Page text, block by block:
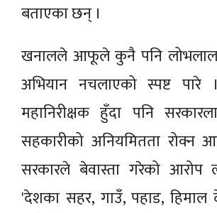
बताएका छन् ।
खनालले आफूले कुनै पनि
अभियान नचलाएको स्पष्ट पारे
महानिरीक्षक हुँदा पनि
सहकारीको अनियमितता रोक्न
सरकारले बेवास्ता गरेको
'देशका सहर, गाउँ, पहाड, हिमाल